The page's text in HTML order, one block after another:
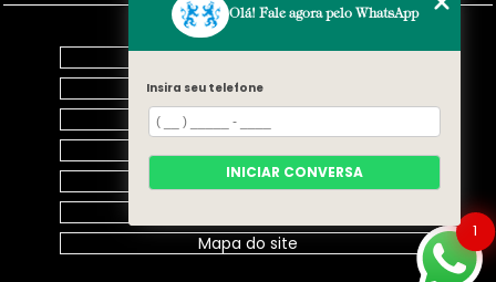
MENU
Home
Empresa
SERVIÇOS
Contato
Mapa do site
1
Olá! Fale agora pelo WhatsApp
Insira seu telefone
INICIAR CONVERSA